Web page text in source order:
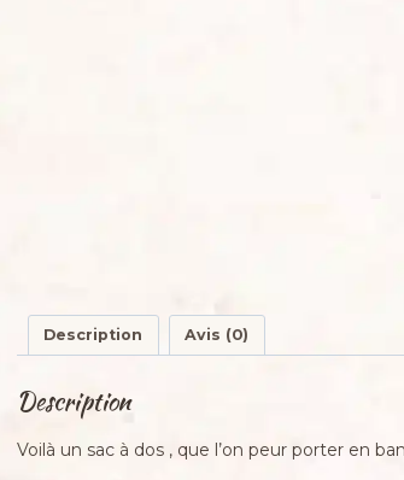
Description Avis (0)
Description
Voilà un sac à dos , que l’on peur porter en